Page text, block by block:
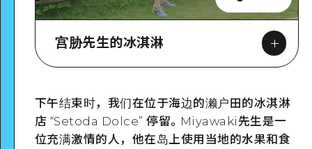
宫胁先生的冰淇淋
Google Maps
下午结束时，我们在位于海边的濑户田的冰淇淋
店 “Setoda Dolce” 停留。Miyawaki先生是一
位充满激情的人，他在岛上使用当地的水果和食